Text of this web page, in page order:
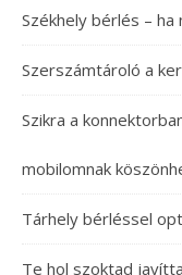
Székhely bérlés – ha
Szerszámtároló a
Szikra a
mobilomnak
Tárhely bérléssel
Te hol szoktad